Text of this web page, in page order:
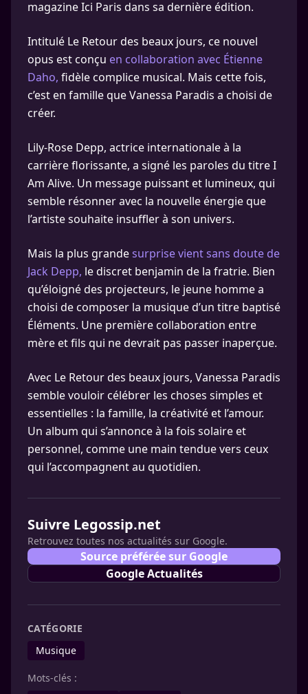
magazine Ici Paris dans sa dernière édition.
Intitulé Le Retour des beaux jours, ce nouvel
opus est conçu en collaboration avec Étienne
Daho, fidèle complice musical. Mais cette fois,
c’est en famille que Vanessa Paradis a choisi de
créer.
Lily-Rose Depp, actrice internationale à la
carrière florissante, a signé les paroles du titre I
Am Alive. Un message puissant et lumineux, qui
semble résonner avec la nouvelle énergie que
l’artiste souhaite insuffler à son univers.
Mais la plus grandesurprise vient sans doute de
Jack Depp, le discret benjamin de la fratrie. Bien
qu’éloigné des projecteurs, le jeune homme a
choisi de composer la musique d’un titre baptisé
Éléments. Une première collaboration entre
mère et fils qui ne devrait pas passer inaperçue.
Avec Le Retour des beaux jours, Vanessa Paradis
semble vouloir célébrer les choses simples et
essentielles : la famille, la créativité et l’amour.
Un album qui s’annonce à la fois solaire et
personnel, comme une main tendue vers ceux
qui l’accompagnent au quotidien.
Suivre Legossip.net
Retrouvez toutes nos actualités sur Google.
Source préférée sur Google
Google Actualités
CATÉGORIE
Musique
Mots-clés :